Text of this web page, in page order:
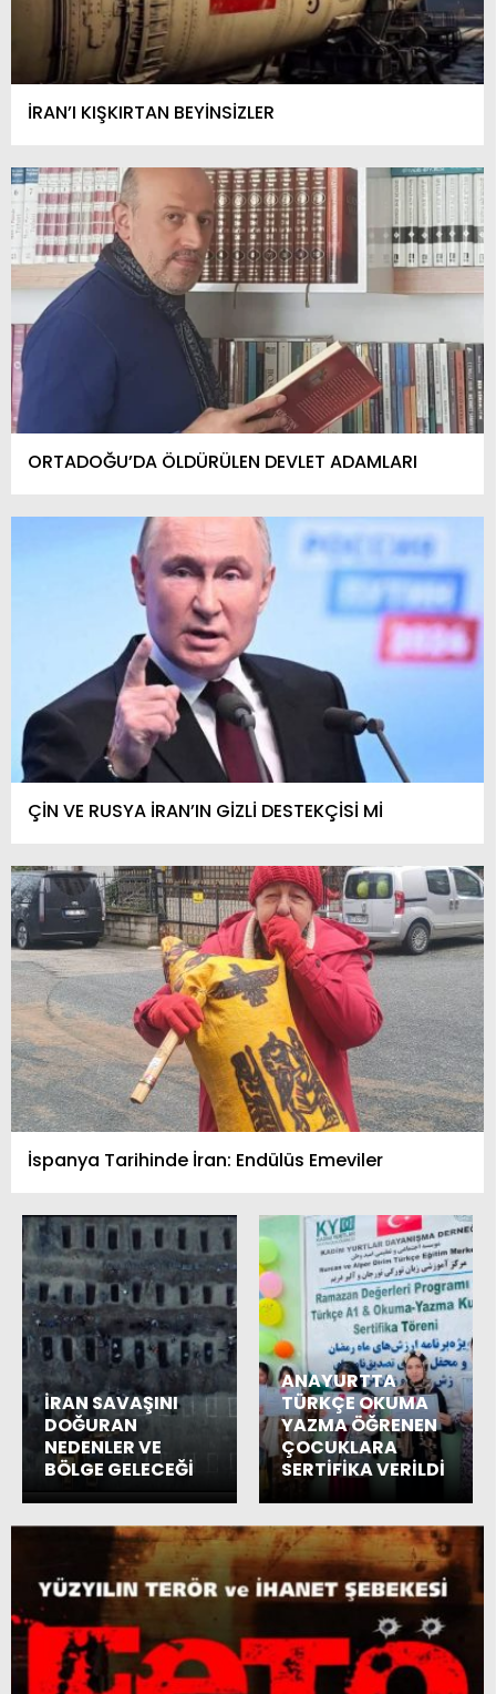
İRAN’I KIŞKIRTAN BEYİNSİZLER
ORTADOĞU’DA ÖLDÜRÜLEN DEVLET ADAMLARI
ÇİN VE RUSYA İRAN’IN GİZLİ DESTEKÇİSİ Mİ
İspanya Tarihinde İran: Endülüs Emeviler
İRAN SAVAŞINI
DOĞURAN
NEDENLER VE
BÖLGE GELECEĞİ
ANAYURTTA
TÜRKÇE OKUMA
YAZMA ÖĞRENEN
ÇOCUKLARA
SERTİFİKA VERİLDİ